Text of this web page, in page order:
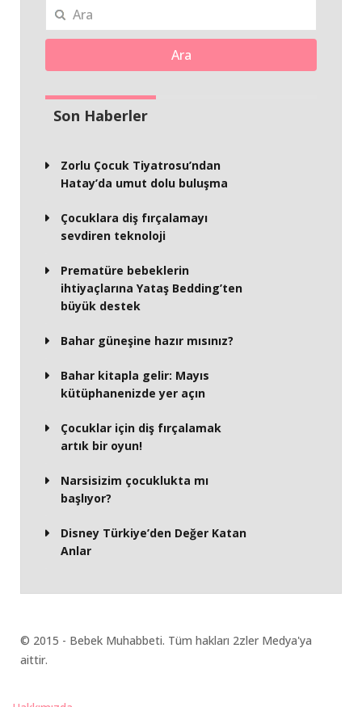
Ara
Son Haberler
Zorlu Çocuk Tiyatrosu’ndan
Hatay’da umut dolu buluşma
Çocuklara diş fırçalamayı
sevdiren teknoloji
Prematüre bebeklerin
ihtiyaçlarına Yataş Bedding’ten
büyük destek
Bahar güneşine hazır mısınız?
Bahar kitapla gelir: Mayıs
kütüphanenizde yer açın
Çocuklar için diş fırçalamak
artık bir oyun!
Narsisizim çocuklukta mı
başlıyor?
Disney Türkiye’den Değer Katan
Anlar
© 2015 - Bebek Muhabbeti. Tüm hakları 2zler Medya'ya
aittir.